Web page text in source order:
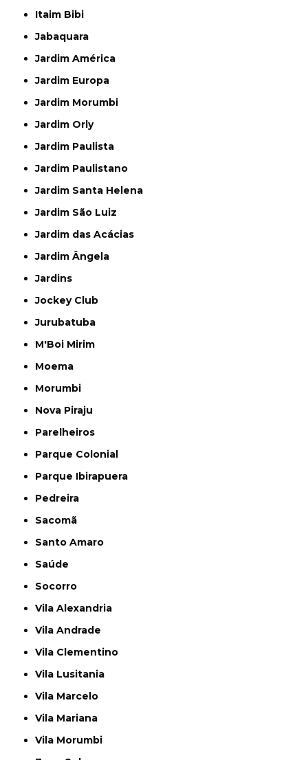
Itaim Bibi
Jabaquara
Jardim América
Jardim Europa
Jardim Morumbi
Jardim Orly
Jardim Paulista
Jardim Paulistano
Jardim Santa Helena
Jardim São Luiz
Jardim das Acácias
Jardim Ângela
Jardins
Jockey Club
Jurubatuba
M'Boi Mirim
Moema
Morumbi
Nova Piraju
Parelheiros
Parque Colonial
Parque Ibirapuera
Pedreira
Sacomã
Santo Amaro
Saúde
Socorro
Vila Alexandria
Vila Andrade
Vila Clementino
Vila Lusitania
Vila Marcelo
Vila Mariana
Vila Morumbi